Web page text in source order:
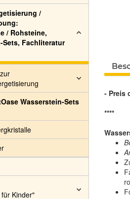
- Preis
****
/
/ Rohsteine,
Sets, Fachliteratur
Wasserstein-Sets
Kinder"